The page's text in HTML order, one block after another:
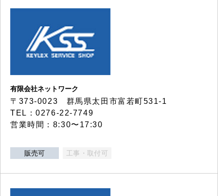
有限会社ネットワーク
〒373-0023 群馬県太田市富若町531-1
TEL：0276-22-7749
営業時間：8:30〜17:30
販売可 工事・取付可